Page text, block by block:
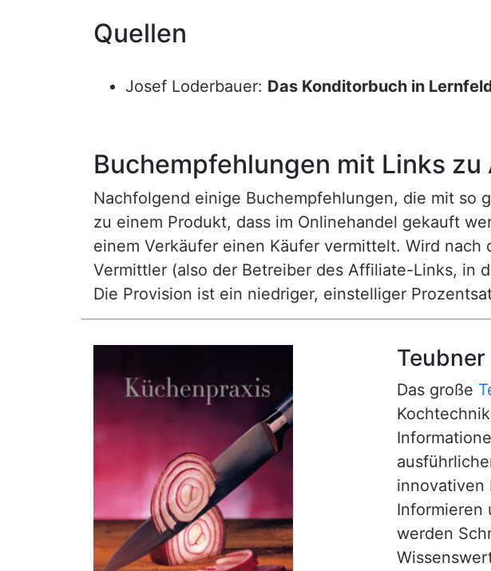
Quellen
Josef Loderbauer: Das Konditorbuch in
Buchempfehlungen mit Links zu
Nachfolgend einige Buchempfehlungen, die mit
zu einem Produkt, dass im Onlinehandel gekauft
einem Verkäufer einen Käufer vermittelt. Wird
Vermittler (also der Betreiber des Affiliate-Links, in
Die Provision ist ein niedriger, einstelliger
Das große
innovativen
Informieren
werden